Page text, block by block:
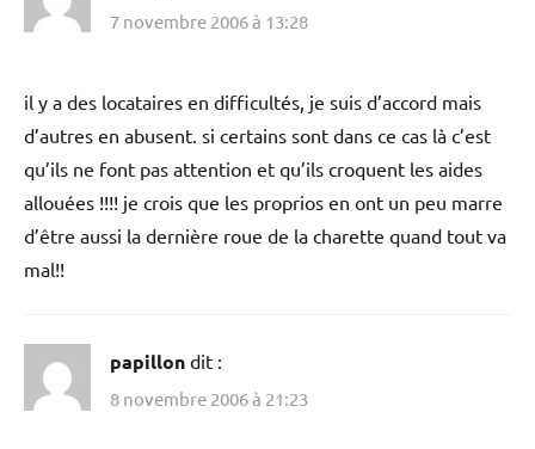
7 novembre 2006 à 13:28
il y a des locataires en difficultés, je suis d’accord mais
d’autres en abusent. si certains sont dans ce cas là c’est
qu’ils ne font pas attention et qu’ils croquent les aides
allouées !!!! je crois que les proprios en ont un peu marre
d’être aussi la dernière roue de la charette quand tout va
mal!!
papillon dit :
8 novembre 2006 à 21:23